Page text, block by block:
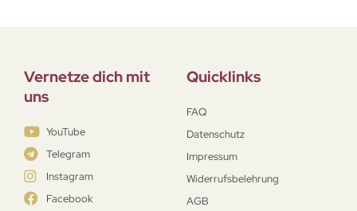
Vernetze dich mit
uns
YouTube
Telegram
Instagram
Facebook
Quicklinks
FAQ
Datenschutz
Impressum
Widerrufsbelehrung
AGB